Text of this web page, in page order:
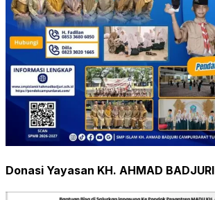
Donasi Yayasan KH. AHMAD BADJURI